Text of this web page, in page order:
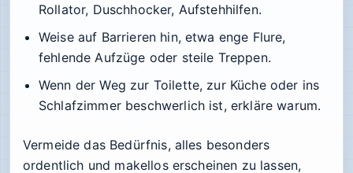
Rollator, Duschhocker, Aufstehhilfen.
Weise auf Barrieren hin, etwa enge Flure,
fehlende Aufzüge oder steile Treppen.
Wenn der Weg zur Toilette, zur Küche oder ins
Schlafzimmer beschwerlich ist, erkläre warum.
Vermeide das Bedürfnis, alles besonders
ordentlich und makellos erscheinen zu lassen,